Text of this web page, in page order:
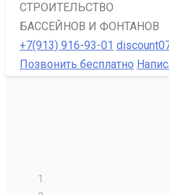
СТРОИТЕЛЬСТВО
БАССЕЙНОВ И ФОНТАНОВ
+7(913) 916-93-01
Позвонить бесплатно